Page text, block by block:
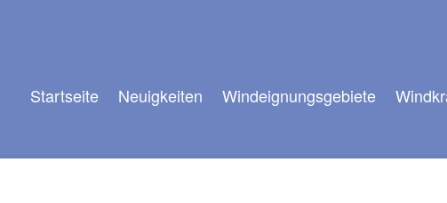
Navigation
Startseite Neuigkeiten Windeignungsgebiete